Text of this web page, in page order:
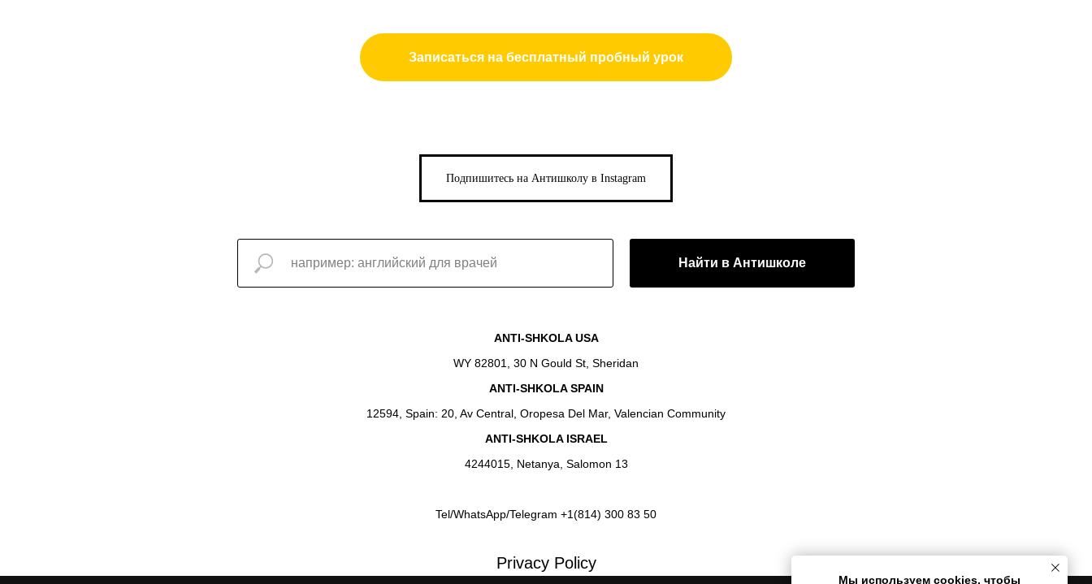
Записаться на бесплатный пробный урок
Подпишитесь на Антишколу в Instagram
Мы используем cookies, чтобы
Найти в Антишколе
ANTI-SHKOLA USA
WY 82801, 30 N Gould St, Sheridan
ANTI-SHKOLA SPAIN
12594, Spain: 20, Av Central, Oropesa Del Mar, Valencian Community
ANTI-SHKOLA ISRAEL
4244015, Netanya, Salomon 13
Tel/WhatsApp/Telegram +1(814) 300 83 50
Privacy Policy